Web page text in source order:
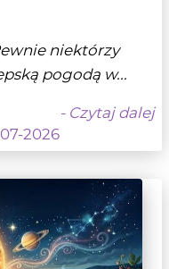
niektórzy
pogodą w...
- Czytaj dalej
2026